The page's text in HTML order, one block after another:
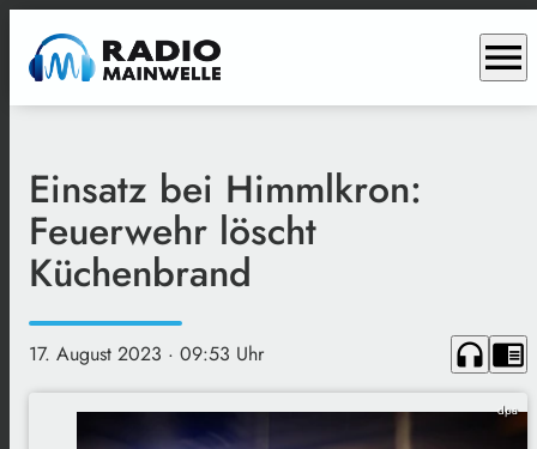
menu
Einsatz bei Himmlkron:
Feuerwehr löscht
Küchenbrand
17. August 2023 · 09:53 Uhr headphones chrome_reader_mode
dpa